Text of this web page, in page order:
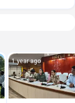
1 year ago